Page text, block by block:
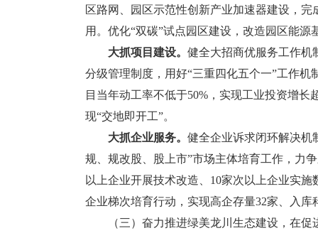
区路网、园区示范性创新产业加速器建设，
用。优化“双碳”试点园区建设，改造园区能
大抓项目建设。 健全大招商优服务工作机
分级管理制度，用好“三重四化五个一”工作
目当年动工率不低于50%，实现工业投资增
现“交地即开工”。
大抓企业服务。 健全企业诉求闭环解决机
规、规改股、股上市”市场主体培育工作，力
以上企业开展技术改造、10家次以上企业实
企业梯次培育行动，实现高企存量32家、入库
（三）奋力推进绿美龙川生态建设，在促